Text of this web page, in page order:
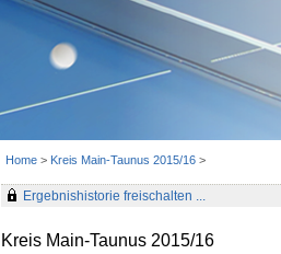
Home > Kreis Main-Taunus 2015/16 >
Ergebnishistorie freischalten ...
Kreis Main-Taunus 2015/16